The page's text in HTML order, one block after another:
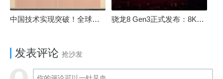
中国技术实现突破！全球最先进的3D NAND存储芯片被发现 骁龙8 Gen3正式发布：8K240手游成真！AI性能飙升98％
发表评论 抢沙发